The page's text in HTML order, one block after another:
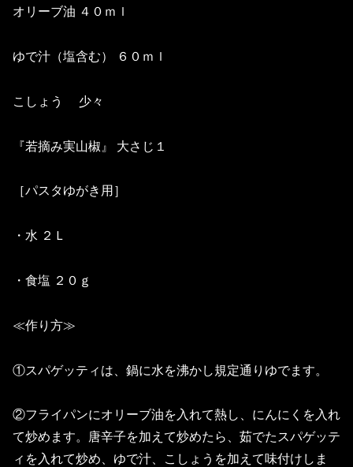
オリーブ油 ４０ｍｌ
ゆで汁（塩含む） ６０ｍｌ
こしょう 少々
『若摘み実山椒』 大さじ１
［パスタゆがき用］
・水 ２Ｌ
・食塩 ２０ｇ
≪作り方≫
①スパゲッティは、鍋に水を沸かし規定通りゆでます。
②フライパンにオリーブ油を入れて熱し、にんにくを入れ
て炒めます。唐辛子を加えて炒めたら、茹でたスパゲッテ
ィを入れて炒め、ゆで汁、こしょうを加えて味付けしま